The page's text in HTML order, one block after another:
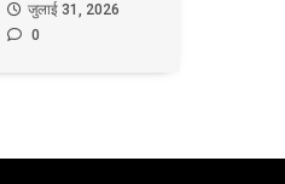
जुलाई 31, 2026
0